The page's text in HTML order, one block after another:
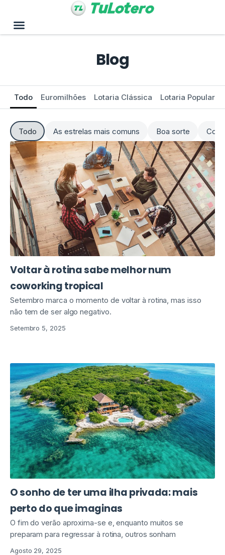
Blog
Euromilhões Lotaria Clássica Lotaria Popular
Todo
As estrelas mais comuns Boa sorte
Todo
Voltar à rotina sabe melhor num
coworking tropical
Setembro marca o momento de voltar à rotina, mas isso
não tem de ser algo negativo.
Setembro 5, 2025
O sonho de ter uma ilha privada: mais
perto do que imaginas
O fim do verão aproxima-se e, enquanto muitos se
preparam para regressar à rotina, outros sonham
Agosto 29, 2025